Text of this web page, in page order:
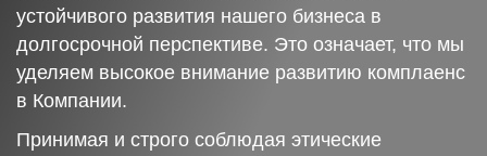
устойчивого развития нашего бизнеса в
долгосрочной перспективе. Это означает, что мы
уделяем высокое внимание развитию комплаенс
в Компании.
Принимая и строго соблюдая этические